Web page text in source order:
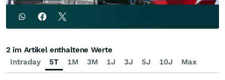
Intraday 5T 1M 3M 1J 3J 5J 10J Max
2 im Artikel enthaltene Werte